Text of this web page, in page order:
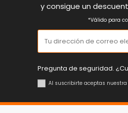
y consigue un
*Válido para
Pregunta de seguridad.
Al suscribirte aceptas nuestra